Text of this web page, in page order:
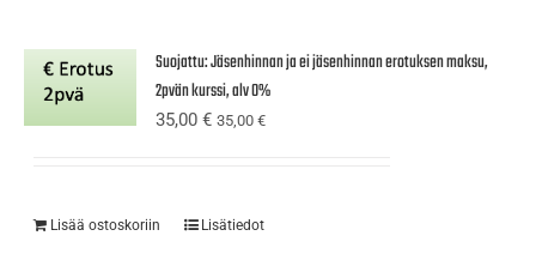
Suojattu: Jäsenhinnan ja ei jäsenhinnan erotuksen maksu,
2pvän kurssi, alv 0%
35,00€ 35,00€
Lisää ostoskoriin Lisätiedot